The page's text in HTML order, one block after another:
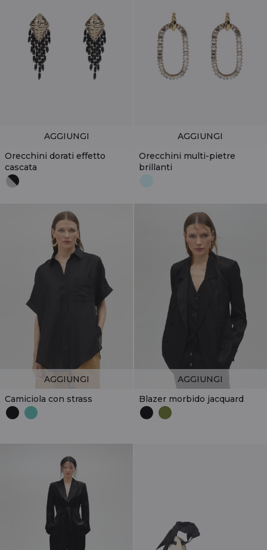
Orecchini dorati effetto
cascata
AGGIUNGI
Orecchini multi-pietre
brillanti
AGGIUNGI
Camiciola con strass
AGGIUNGI
Blazer morbido jacquard
AGGIUNGI